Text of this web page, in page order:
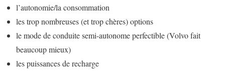
l’autonomie/la consommation
les trop nombreuses (et trop chères) options
le mode de conduite semi-autonome perfectible (Volvo fait
beaucoup mieux)
les puissances de recharge